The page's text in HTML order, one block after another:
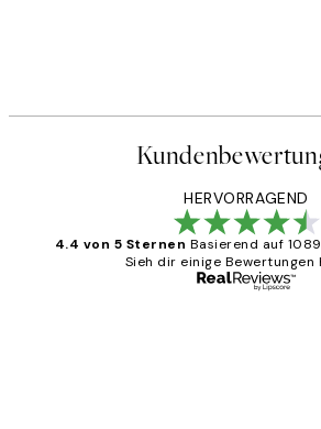
HERVORRAGEND
4.4 von 5 Sternen Basierend auf
Sieh dir einige Bewertungen